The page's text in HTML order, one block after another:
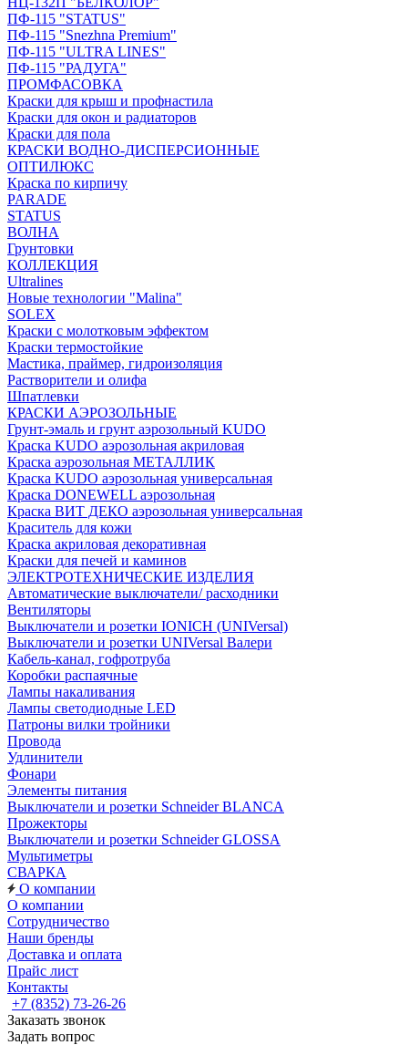
ПФ-115 "STATUS"
ПФ-115 "Snezhna Premium"
ПФ-115 "ULTRA LINES"
ПФ-115 "РАДУГА"
ПРОМФАСОВКА
Краски для крыш и профнастила
Краски для окон и радиаторов
Краски для пола
КРАСКИ ВОДНО-ДИСПЕРСИОННЫЕ
ОПТИЛЮКС
Краска по кирпичу
PARADE
STATUS
ВОЛНА
Грунтовки
КОЛЛЕКЦИЯ
Ultralines
Новые технологии "Malina"
SOLEX
Краски с молотковым эффектом
Краски термостойкие
Мастика, праймер, гидроизоляция
Растворители и олифа
Шпатлевки
КРАСКИ АЭРОЗОЛЬНЫЕ
Грунт-эмаль и грунт аэрозольный KUDO
Краска KUDO аэрозольная акриловая
Краска аэрозольная МЕТАЛЛИК
Краска KUDO аэрозольная универсальная
Краска DONEWELL аэрозольная
Краска ВИТ ДЕКО аэрозольная универсальная
Краситель для кожи
Краска акриловая декоративная
Краски для печей и каминов
ЭЛЕКТРОТЕХНИЧЕСКИЕ ИЗДЕЛИЯ
Автоматические выключатели/ расходники
Вентиляторы
Выключатели и розетки IONICH (UNIVersal)
Выключатели и розетки UNIVersal Валери
Кабель-канал, гофротруба
Коробки распаячные
Лампы накаливания
Лампы светодиодные LED
Патроны вилки тройники
Провода
Удлинители
Фонари
Элементы питания
Выключатели и розетки Schneider BLANCA
Прожекторы
Выключатели и розетки Schneider GLOSSA
Мультиметры
СВАРКА
О компании
О компании
Сотрудничество
Наши бренды
Доставка и оплата
Прайс лист
Контакты
+7 (8352) 73-26-26
Заказать звонок
Задать вопрос